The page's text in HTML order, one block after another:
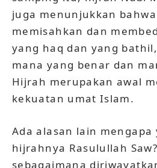
juga menunjukkan
memisahkan dan
yang haq dan yang
mana yang benar dan
Hijrah merupakan awal
kekuatan umat Islam.
Ada alasan lain mengapa
hijrahnya Rasulullah
sebagaimana